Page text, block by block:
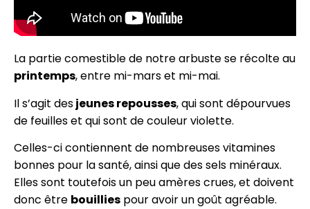
La partie comestible de notre arbuste se récolte au
printemps, entre mi-mars et mi-mai.
Il s’agit desjeunes repousses, qui sont dépourvues
de feuilles et qui sont de couleur violette.
Celles-ci contiennent de nombreuses vitamines
bonnes pour la santé, ainsi que des sels minéraux.
Elles sont toutefois un peu amères crues, et doivent
donc être bouillies pour avoir un goût agréable.